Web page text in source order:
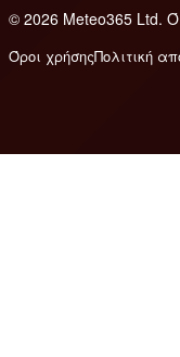
© 2026 Meteo365 Ltd.
Όροι χρήσηςΠολιτική